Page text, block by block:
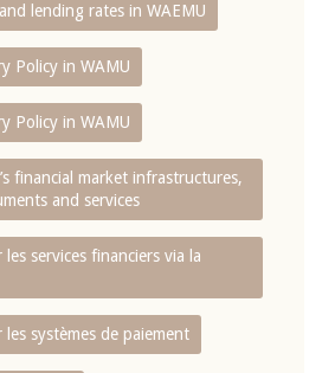
lending rates in WAEMU
Policy in WAMU
Policy in WAMU
financial market infrastructures,
and services
services financiers via la
systèmes de paiement